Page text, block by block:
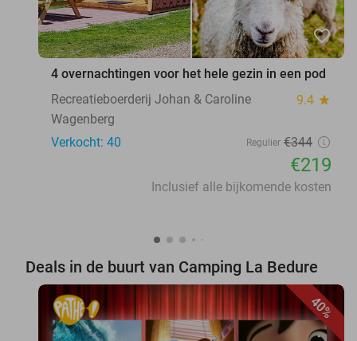
favorite_border
4 overnachtingen voor het hele gezin in een pod
Recreatieboerderij Johan & Caroline
9.4 star
Wagenberg
Verkocht: 40
Regulier €344
€219
Inclusief alle bijkomende kosten
Deals in de buurt van Camping La Bedure
40%